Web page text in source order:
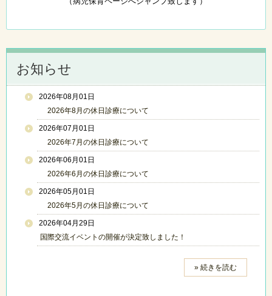
お知らせ
2026年08月01日
2026年8月の休日診療について
2026年07月01日
2026年7月の休日診療について
2026年06月01日
2026年6月の休日診療について
2026年05月01日
2026年5月の休日診療について
2026年04月29日
国際交流イベントの開催が決定致しました！
» 続きを読む